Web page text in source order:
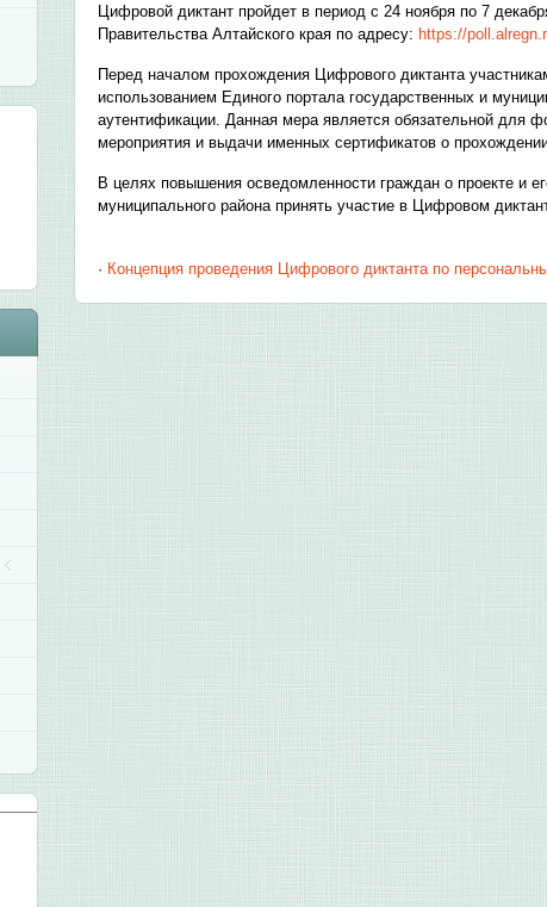
Цифровой диктант пройдет в период с 24 ноября по 7
Правительства Алтайского края по адресу: https://
Перед началом прохождения Цифрового диктанта
использованием Единого портала государственных и
аутентификации. Данная мера является обязательной для
мероприятия и выдачи именных сертификатов о
В целях повышения осведомленности граждан о проекте и
муниципального района принять участие в Цифровом
· Концепция проведения Цифрового диктанта по